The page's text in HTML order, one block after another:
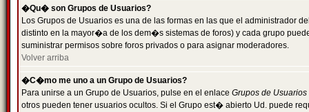
�Qu� son Grupos de Usuarios?
Los Grupos de Usuarios es una de las formas en las que el administrador
distinto en la mayor�a de los dem�s sistemas de foros) y cada grupo
suministrar permisos sobre foros privados o para asignar moderadores.
Volver arriba
�C�mo me uno a un Grupo de Usuarios?
Para unirse a un Grupo de Usuarios, pulse en el enlace Grupos de Usuarios
otros pueden tener usuarios ocultos. Si el Grupo est� abierto Ud. puede